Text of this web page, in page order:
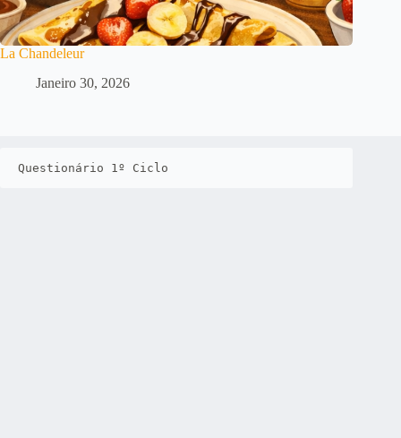
La Chandeleur
Janeiro 30, 2026
Questionário 1º Ciclo